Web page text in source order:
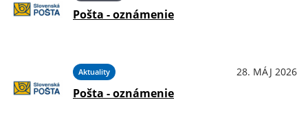
Pošta - oznámenie
Aktuality 28. MÁJ 2026
Pošta - oznámenie